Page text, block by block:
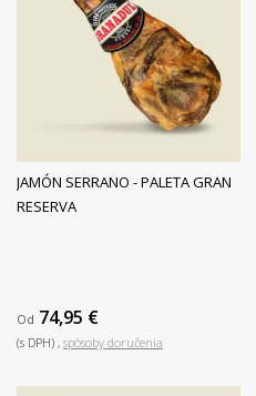
JAMÓN SERRANO - PALETA GRAN
RESERVA
Od 74,95 €
(s DPH) spôsoby doručenia